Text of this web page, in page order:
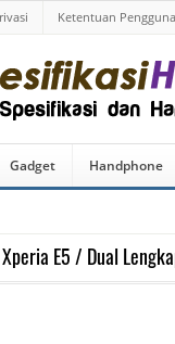
Ketentuan
Gadget Handphone
E5 / Dual